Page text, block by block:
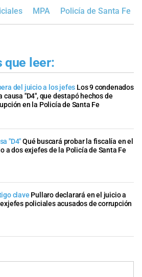
MPA Policía de Santa Fe
que leer:
del juicio a los jefes Los 9 condenados
causa "D4", que destapó hechos de
en la Policía de Santa Fe
"D4"Qué buscará probar la fiscalía en el
a dos exjefes de la Policía de Santa Fe
clave Pullaro declarará en el juicio a
policiales acusados de corrupción